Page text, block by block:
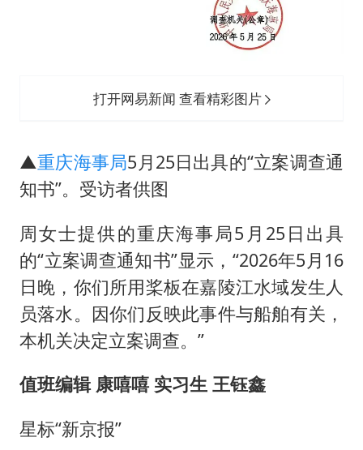
打开网易新闻 查看精彩图片
▲重庆海事局5月25日出具的“立案调查通
知书”。受访者供图
周女士提供的重庆海事局5月25日出具
的“立案调查通知书”显示，“2026年5月16
日晚，你们所用桨板在嘉陵江水域发生人
员落水。因你们反映此事件与船舶有关，
本机关决定立案调查。”
值班编辑 康嘻嘻 实习生 王钰鑫
星标“新京报”